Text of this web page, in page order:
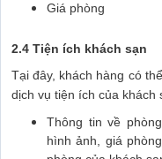
Giá phòng
2.4 Tiện ích khách sạn
Tại đây, khách hàng có
dịch vụ tiện ích của khách
Thông tin về
hình ảnh, giá